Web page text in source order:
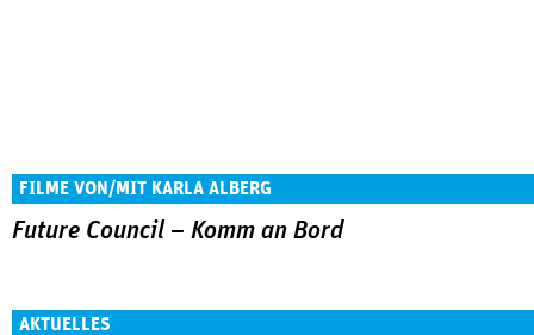
FILME VON/MIT KARLA ALBERG
Future Council – Komm an Bord
AKTUELLES